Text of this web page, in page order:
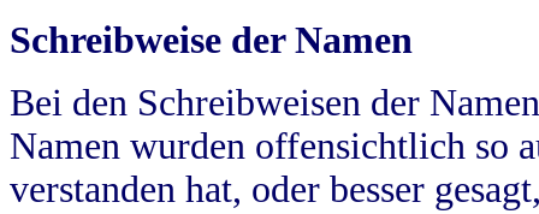
Schreibweise der Namen
Bei den Schreibweisen der
Namen wurden offensichtlich so
verstanden hat, oder besser